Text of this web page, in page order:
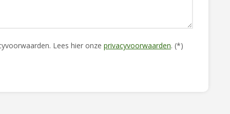
Lees hier onze privacyvoorwaarden. (*)